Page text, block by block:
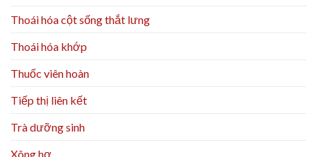
Thoái hóa cột sống thắt lưng
Thoái hóa khớp
Thuốc viên hoàn
Tiếp thị liên kết
Trà dưỡng sinh
Xông hơ